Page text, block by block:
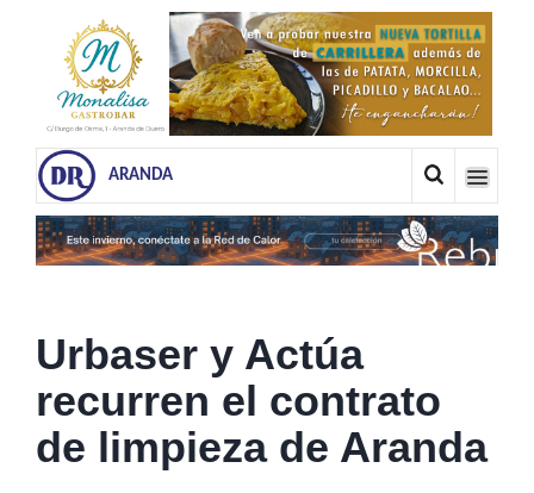
ARANDA
Urbaser y Actúa
recurren el contrato
de limpieza de Aranda